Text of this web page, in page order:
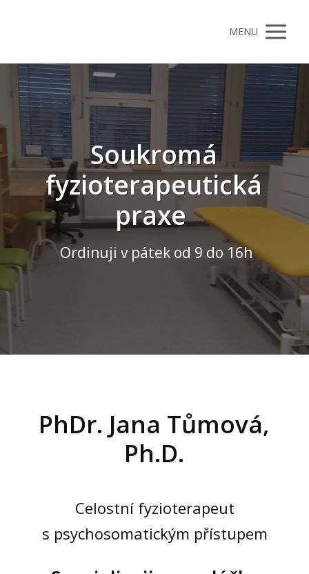
MENU
Soukromá
fyzioterapeutická
praxe
Ordinuji v pátek od 9 do 16h
PhDr. Jana Tůmová,
Ph.D.
Celostní fyzioterapeut
s psychosomatickým přístupem